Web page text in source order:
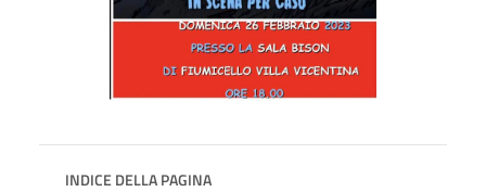
INDICE DELLA PAGINA